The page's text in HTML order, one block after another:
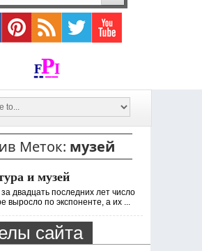
Меток: музей
и музей
двадцать последних лет число
выросло по экспоненте, а их ...
сайта